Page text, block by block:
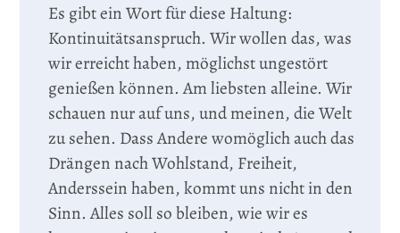
Es gibt ein Wort für diese Haltung:
Kontinuitätsanspruch. Wir wollen das, was
wir erreicht haben, möglichst ungestört
genießen können. Am liebsten alleine. Wir
schauen nur auf uns, und meinen, die Welt
zu sehen. Dass Andere womöglich auch das
Drängen nach Wohlstand, Freiheit,
Anderssein haben, kommt uns nicht in den
Sinn. Alles soll so bleiben, wie wir es